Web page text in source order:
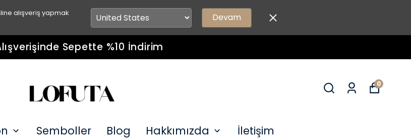
alışveriş yapmak
Devam
Sepette %10 İndirim
Semboller Blog Hakkımızda İletişim
0